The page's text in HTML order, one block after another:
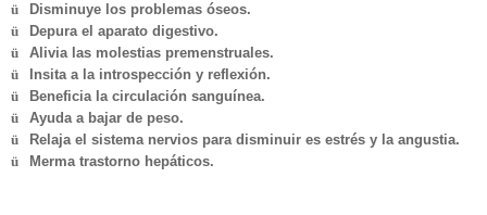
ü
Disminuye los problemas óseos.
ü
Depura el aparato digestivo.
ü
Alivia las molestias premenstruales.
ü
Insita a la introspección y reflexión.
ü
Beneficia la circulación sanguínea.
ü
Ayuda a bajar de peso.
ü
Relaja el sistema nervios para disminuir es estrés y la angustia.
ü
Merma trastorno hepáticos.